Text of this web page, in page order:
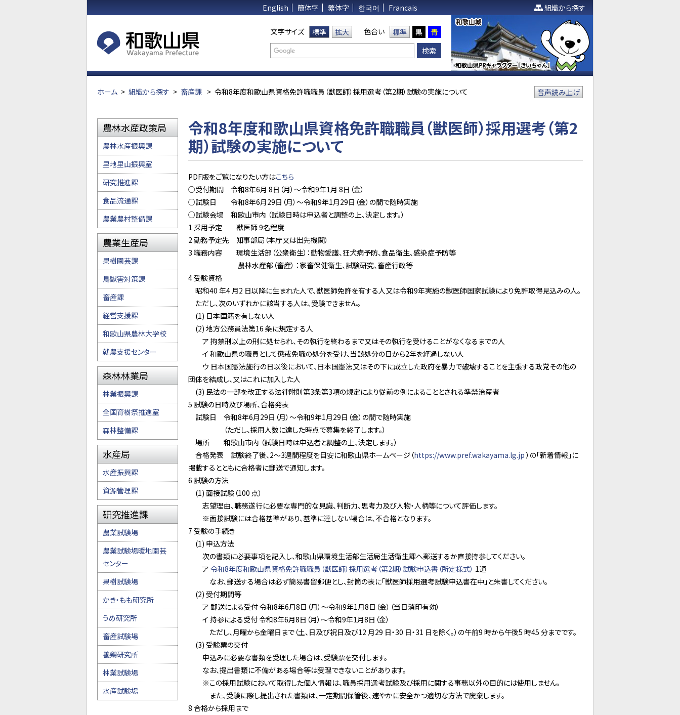
English 簡体字 繁体字 한국어 Francais 組織から探す
文字サイズ 標準 拡大 色合い 標準 黒 青
ホーム > 組織から探す > 畜産課 > 令和8年度和歌山県資格免許職職員（獣医師）採用選考（第2期）試験の実施について 音声読み上げ
令和8年度和歌山県資格免許職職員（獣医師）採用選考（第2
期）試験の実施について
PDF版をご覧になりたい方はこちら
○受付期間 令和8年6月 8日（月）～令和9年1月 8日（金）
○試験日 令和8年6月29日（月）～令和9年1月29日（金）の間で随時実施
○試験会場 和歌山市内 （試験日時は申込者と調整の上、決定します。）
1 採用予定 獣医師 9名程度
2 勤務予定先 知事部局（本庁又は出先機関）
3 職務内容 環境生活部（公衆衛生）：動物愛護、狂犬病予防、食品衛生、感染症予防等
農林水産部（畜産） ：家畜保健衛生、試験研究、畜産行政等
4 受験資格
昭和40 年4 月2 日以降に生まれた人で、獣医師免許を有する人又は令和9年実施の獣医師国家試験により免許取得見込みの人。
ただし、次のいずれかに該当する人は、受験できません。
(1) 日本国籍を有しない人
(2) 地方公務員法第16 条に規定する人
ア 拘禁刑以上の刑に処せられ、その執行を終わるまで又はその執行を受けることがなくなるまでの人
イ 和歌山県の職員として懲戒免職の処分を受け、当該処分の日から2年を経過しない人
ウ 日本国憲法施行の日以後において、日本国憲法又はその下に成立した政府を暴力で破壊することを主張する政党その他の
団体を結成し、又はこれに加入した人
(3) 民法の一部を改正する法律附則第3条第3項の規定により従前の例によることとされる準禁治産者
5 試験の日時及び場所、合格発表
試験日 令和8年6月29日（月）～令和9年1月29日（金）の間で随時実施
（ただし、採用人数に達した時点で募集を終了します。）
場所 和歌山市内 （試験日時は申込者と調整の上、決定します。）
合格発表 試験終了後、2～3週間程度を目安に和歌山県ホームページ（https://www.pref.wakayama.lg.jp）の「新着情報」に
掲載するとともに合格者に郵送で通知します。
6 試験の方法
(1) 面接試験（100 点）
志望理由、職務遂行に必要な専門的な見識、判断力、思考力及び人物・人柄等について評価します。
※面接試験には合格基準があり、基準に達しない場合は、不合格となります。
7 受験の手続き
(1) 申込方法
次の書類に必要事項を記入し、和歌山県環境生活部生活局生活衛生課へ郵送するか直接持参してください。
ア 令和8年度和歌山県資格免許職職員（獣医師）採用選考（第2期）試験申込書（所定様式） 1通
なお、郵送する場合は必ず簡易書留郵便とし、封筒の表に「獣医師採用選考試験申込書在中」と朱書してください。
(2) 受付期間等
ア 郵送による受付 令和8年6月8日（月）～令和9年1月8日（金）（当日消印有効）
イ 持参による受付 令和8年6月8日（月）～令和9年1月8日（金）
ただし、月曜から金曜日まで（土、日及び祝日及び12 月29 日・30 日・31 日を除く。）の午前9 時から午後5 時45 分までです。
(3) 受験票の交付
申込みに必要な書類を受理した場合は、受験票を交付します。
なお、提出書類に不備がある場合等は受理できないことがあります。
※この採用試験において取得した個人情報は、職員採用選考試験及び採用に関する事務以外の目的には使用しません。
また、受験に際し提出された書類は、一定期間保管後、速やかに安全かつ適切な方法で廃棄します。
8 合格から採用まで
農林水産政策局
農林水産振興課
里地里山振興室
研究推進課
食品流通課
農業農村整備課
農業生産局
果樹園芸課
鳥獣害対策課
畜産課
経営支援課
和歌山県農林大学校
就農支援センター
森林林業局
林業振興課
全国育樹祭推進室
森林整備課
水産局
水産振興課
資源管理課
研究推進課
農業試験場
農業試験場暖地園芸
センター
果樹試験場
かき・もも研究所
うめ研究所
畜産試験場
養鶏研究所
林業試験場
水産試験場